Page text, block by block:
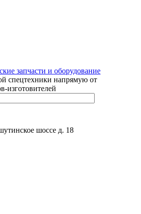
спецтехники напрямую от
изготовителей
шоссе д. 18